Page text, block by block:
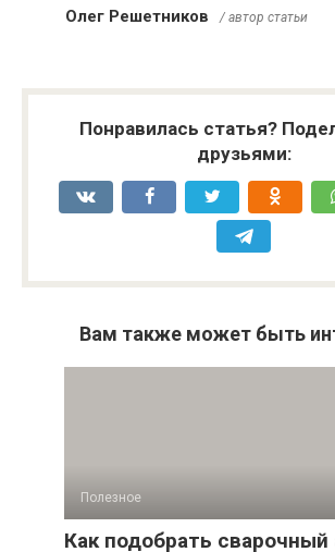
Олег Решетников / автор статьи
Понравилась статья?
друзьями:
Вам также может быть
Полезное
Как подобрать сварочный